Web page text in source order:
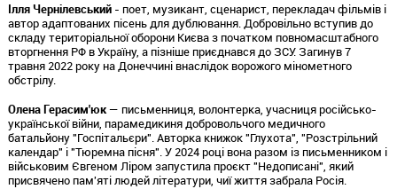
Ілля Чернілевський - поет, музикант, сценарист, перекладач фільмів і
автор адаптованих пісень для дублювання. Добровільно вступив до
складу територіальної оборони Києва з початком повномасштабного
вторгнення РФ в Україну, а пізніше приєднався до ЗСУ. Загинув 7
травня 2022 року на Донеччині внаслідок ворожого мінометного
обстрілу.
Олена Герасим'юк— письменниця, волонтерка, учасниця російсько-
української війни, парамедикиня добровольчого медичного
батальйону "Госпітальєри". Авторка книжок "Глухота", "Розстрільний
календар" і "Тюремна пісня". У 2024 році вона разом із письменником і
військовим Євгеном Ліром запустила проєкт "Недописані", який
присвячено пам'яті людей літератури, чиї життя забрала Росія.